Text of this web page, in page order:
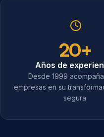
20+
Años de
Desde 1999
empresas en su
segura.